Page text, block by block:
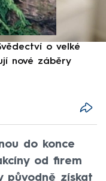
o velké
nové záběry
do konce
od firem
původně získat